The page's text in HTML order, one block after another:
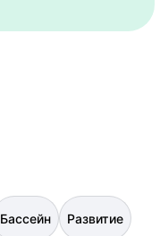
Бассейн Развитие